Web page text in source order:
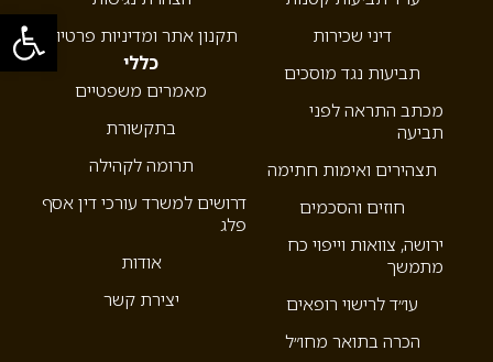
פתח
דיני שכירות
תביעות נגד מוסכים
מכתב התראה לפני
תביעה
תצהירים ואימות חתימה
חוזים והסכמים
ירושה, צוואות וייפוי כח
מתמשך
עו״ד לרישוי רופאים
הכרה בתואר מחו״ל
תקנון אתר ומדיניות פרטיות
כללי
מאמרים משפטיים
בתקשורת
תרומה לקהילה
דרושים למשרד עורכי דין אסף
פלג
אודות
יצירת קשר